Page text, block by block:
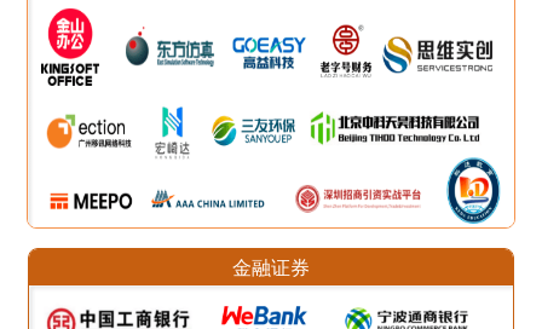
金融证券